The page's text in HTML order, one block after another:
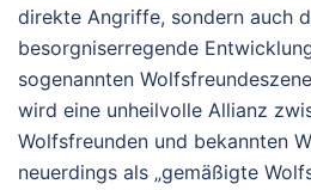
direkte Angriffe, sondern auch
besorgniserregende
sogenannten
wird eine unheilvolle Allianz
Wolfsfreunden und bekannten
neuerdings als „gemäßigte